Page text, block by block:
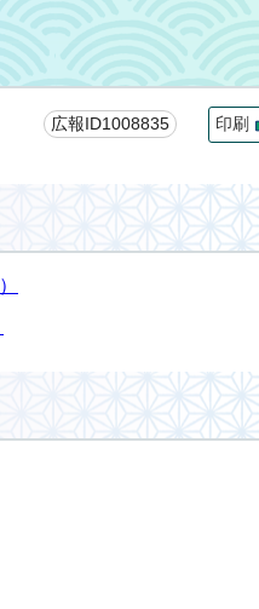
広報ID1008835 印刷